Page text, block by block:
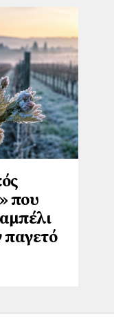
που
παγετό